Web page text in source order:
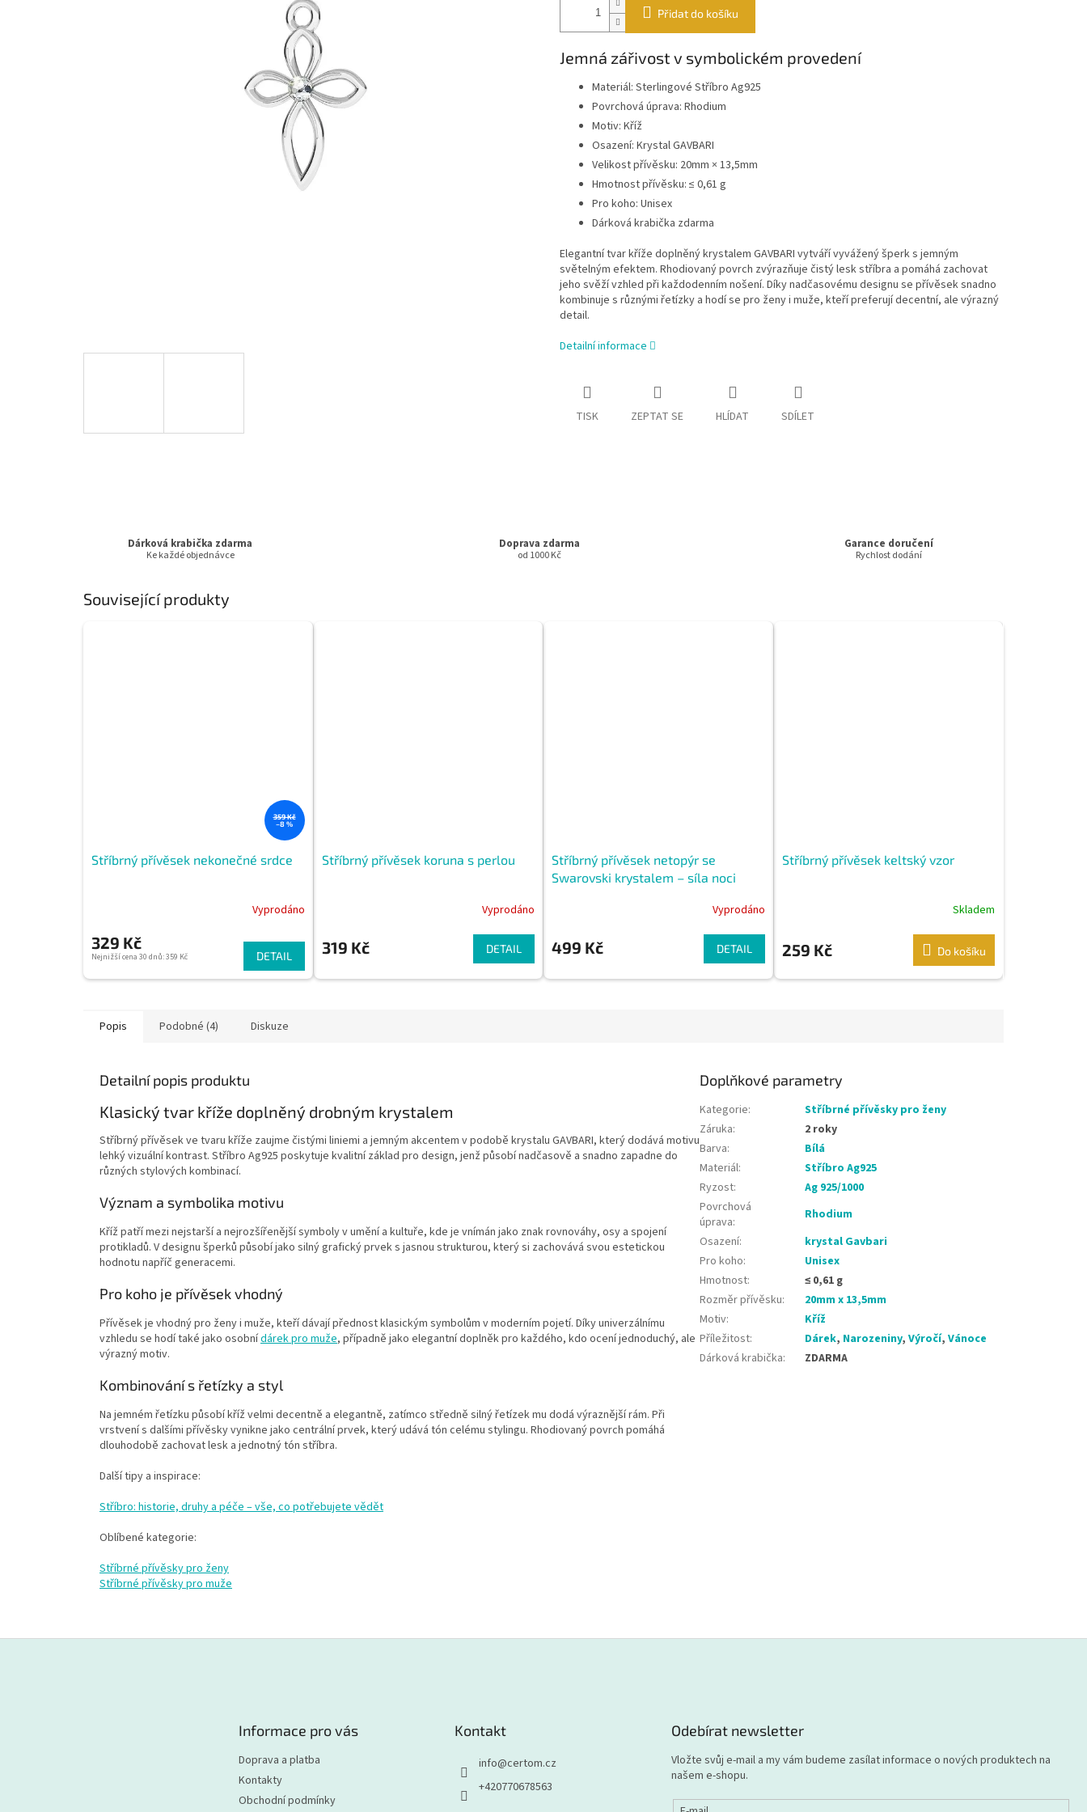
Přidat do košíku
Jemná zářivost v symbolickém provedení
Materiál: Sterlingové Stříbro Ag925
Povrchová úprava: Rhodium
Motiv: Kříž
Osazení: Krystal GAVBARI
Velikost přívěsku: 20mm × 13,5mm
Hmotnost přívěsku: ≤ 0,61 g
Pro koho: Unisex
Dárková krabička zdarma
Elegantní tvar kříže doplněný krystalem GAVBARI vytváří vyvážený šperk s jemným
světelným efektem. Rhodiovaný povrch zvýrazňuje čistý lesk stříbra a pomáhá zachovat
jeho svěží vzhled při každodenním nošení. Díky nadčasovému designu se přívěsek snadno
kombinuje s různými řetízky a hodí se pro ženy i muže, kteří preferují decentní, ale výrazný
detail.
Detailní informace
TISK ZEPTAT SE HLÍDAT SDÍLET
Dárková krabička zdarma
Ke každé objednávce
Doprava zdarma
od 1000 Kč
Garance doručení
Rychlost dodání
Související produkty
359 Kč
–8 %
Stříbrný přívěsek nekonečné srdce
Vyprodáno
329 Kč
Nejnižší cena 30 dnů: 359 Kč DETAIL
Stříbrný přívěsek koruna s perlou
Vyprodáno
319 Kč DETAIL
Stříbrný přívěsek netopýr se
Swarovski krystalem – síla noci
Vyprodáno
499 Kč DETAIL
Stříbrný přívěsek keltský vzor
Skladem
259 Kč Do košíku
Popis Podobné (4) Diskuze
Detailní popis produktu
Klasický tvar kříže doplněný drobným krystalem
Stříbrný přívěsek ve tvaru kříže zaujme čistými liniemi a jemným akcentem v podobě krystalu GAVBARI, který dodává motivu
lehký vizuální kontrast. Stříbro Ag925 poskytuje kvalitní základ pro design, jenž působí nadčasově a snadno zapadne do
různých stylových kombinací.
Význam a symbolika motivu
Kříž patří mezi nejstarší a nejrozšířenější symboly v umění a kultuře, kde je vnímán jako znak rovnováhy, osy a spojení
protikladů. V designu šperků působí jako silný grafický prvek s jasnou strukturou, který si zachovává svou estetickou
hodnotu napříč generacemi.
Pro koho je přívěsek vhodný
Přívěsek je vhodný pro ženy i muže, kteří dávají přednost klasickým symbolům v moderním pojetí. Díky univerzálnímu
vzhledu se hodí také jako osobnídárek pro muže, případně jako elegantní doplněk pro každého, kdo ocení jednoduchý, ale
výrazný motiv.
Kombinování s řetízky a styl
Na jemném řetízku působí kříž velmi decentně a elegantně, zatímco středně silný řetízek mu dodá výraznější rám. Při
vrstvení s dalšími přívěsky vynikne jako centrální prvek, který udává tón celému stylingu. Rhodiovaný povrch pomáhá
dlouhodobě zachovat lesk a jednotný tón stříbra.
Další tipy a inspirace:
Stříbro: historie, druhy a péče – vše, co potřebujete vědět
Oblíbené kategorie:
Stříbrné přívěsky pro ženy
Stříbrné přívěsky pro muže
Doplňkové parametry
Kategorie:
Stříbrné přívěsky pro ženy
Záruka:
2 roky
Barva:
Bílá
Materiál:
Stříbro Ag925
Ryzost:
Ag 925/1000
Povrchová
úprava:
Rhodium
Osazení:
krystal Gavbari
Pro koho:
Unisex
Hmotnost:
≤ 0,61 g
Rozměr přívěsku:
20mm x 13,5mm
Motiv:
Kříž
Příležitost: Dárek, Narozeniny,Výročí,Vánoce
Dárková krabička: ZDARMA
Informace pro vás
Doprava a platba
Kontakty
Obchodní podmínky
Kontakt
info@certom.cz
+420770678563
Odebírat newsletter
Vložte svůj e-mail a my vám budeme zasílat informace o nových produktech na
našem e-shopu.